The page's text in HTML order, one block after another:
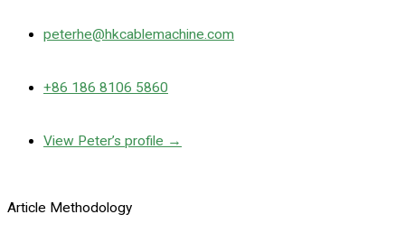
peterhe@hkcablemachine.com
+86 186 8106 5860
View Peter’s profile →
Article Methodology